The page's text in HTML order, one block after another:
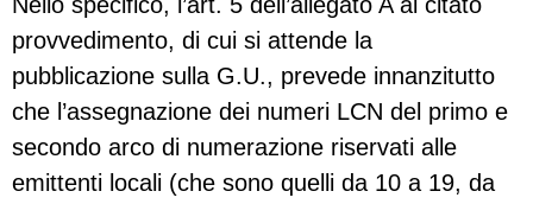
provvedimento, di cui si attende la
pubblicazione sulla G.U., prevede innanzitutto
che l’assegnazione dei numeri LCN del primo e
secondo arco di numerazione riservati alle
emittenti locali (che sono quelli da 10 a 19, da